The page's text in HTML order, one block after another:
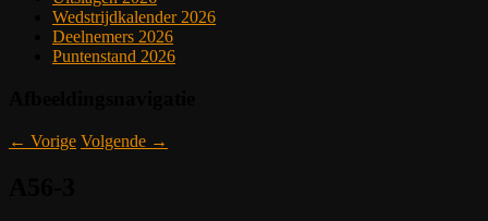
Wedstrijdkalender 2026
Deelnemers 2026
Puntenstand 2026
← Vorige Volgende →